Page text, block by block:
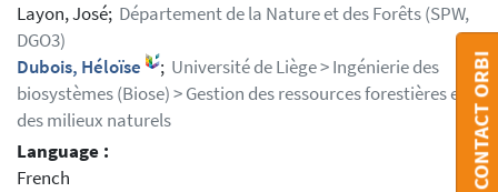
Layon, José; Département de la Nature et des Forêts (SPW,
DGO3)
Dubois, Héloïse
; Université de Liège > Ingénierie des
biosystèmes (Biose) > Gestion des ressources forestières et
des milieux naturels
Language :
French
CONTACT ORBI